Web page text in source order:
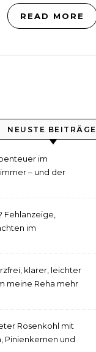
READ MORE
NEUSTE BEITRÄGE
im
– und der
Fehlanzeige,
im
klarer, leichter
meine Reha mehr
Rosenkohl mit
Pinienkernen und